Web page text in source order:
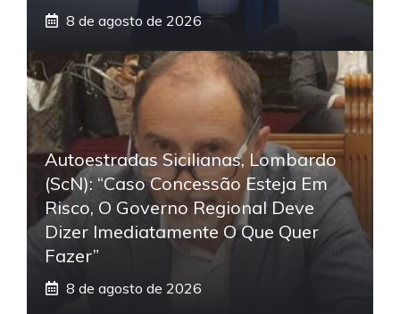
8 de agosto de 2026
Autoestradas Sicilianas, Lombardo
(ScN): “Caso Concessão Esteja Em
Risco, O Governo Regional Deve
Dizer Imediatamente O Que Quer
Fazer”
8 de agosto de 2026